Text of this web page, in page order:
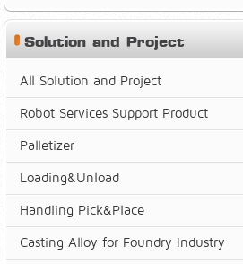
Solution and Project
All Solution and Project
Robot Services Support Product
Palletizer
Loading&Unload
Handling Pick&Place
Casting Alloy for Foundry Industry